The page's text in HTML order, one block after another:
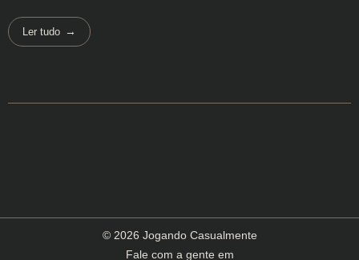
Ler tudo
© 2026 Jogando Casualmente
Fale com a gente em